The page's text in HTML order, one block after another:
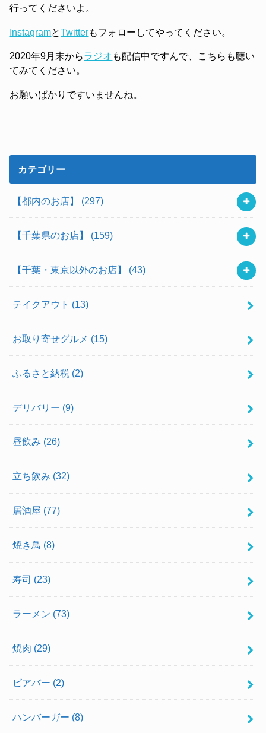
行ってくださいよ。
InstagramとTwitterもフォローしてやってください。
2020年9月末からラジオ も配信中ですんで、こちらも聴い
てみてください。
お願いばかりですいませんね。
カテゴリー
【都内のお店】 (297)
【千葉県のお店】 (159)
【千葉・東京以外のお店】 (43)
テイクアウト (13)
お取り寄せグルメ (15)
ふるさと納税 (2)
デリバリー (9)
昼飲み (26)
立ち飲み (32)
居酒屋 (77)
焼き鳥 (8)
寿司 (23)
ラーメン (73)
焼肉 (29)
ビアバー (2)
ハンバーガー (8)